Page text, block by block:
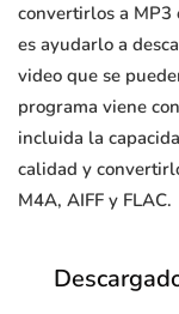
convertirlos a
es ayudarlo a
video que se
programa viene
incluida la
calidad y
M4A, AIFF y FLAC.